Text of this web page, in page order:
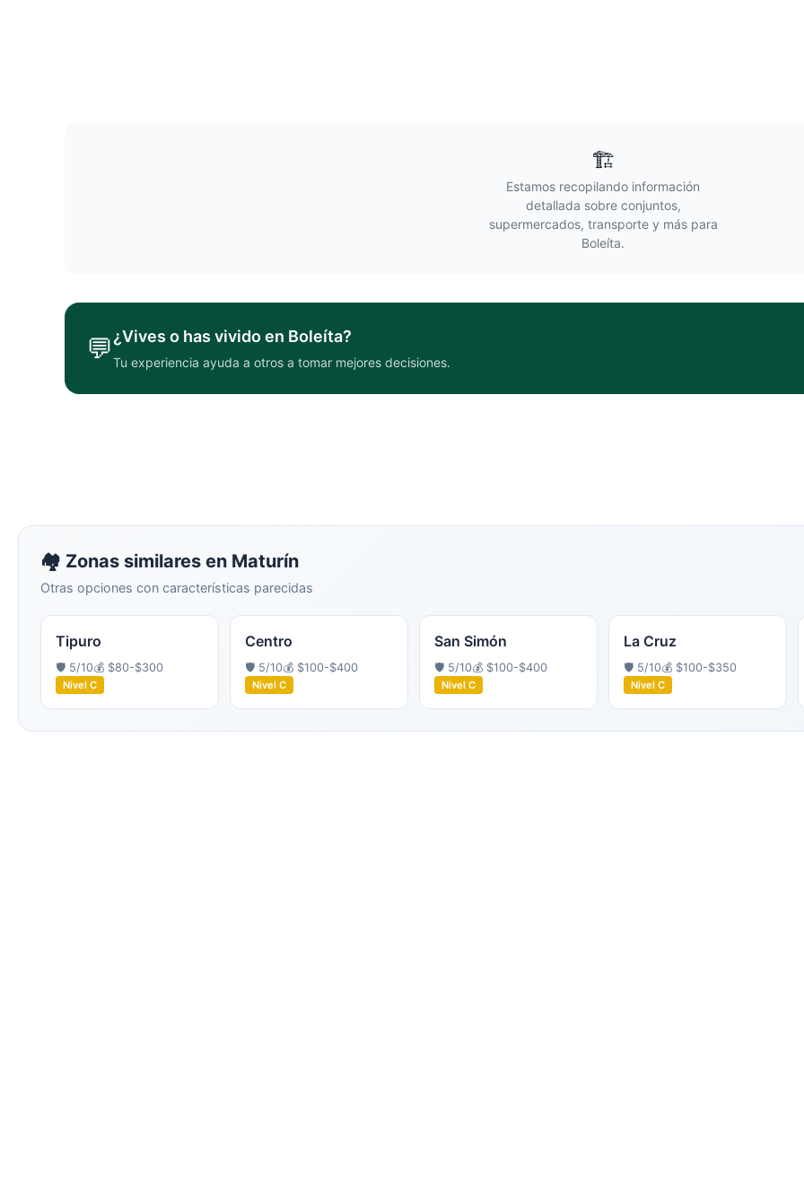
🏗️
Estamos recopilando información
detallada sobre conjuntos,
supermercados, transporte y más para
Boleíta.
💬¿Vives o has vivido en Boleíta?
Tu experiencia ayuda a otros a tomar mejores decisiones.
🏘️ Zonas similares en Maturín
Otras opciones con características parecidas
Tipuro
🛡️ 5/10💰 $80-$300
Nivel C
Centro
🛡️ 5/10💰 $100-$400
Nivel C
San Simón
🛡️ 5/10💰 $100-$400
Nivel C
La Cruz
🛡️ 5/10💰 $100-$350
Nivel C